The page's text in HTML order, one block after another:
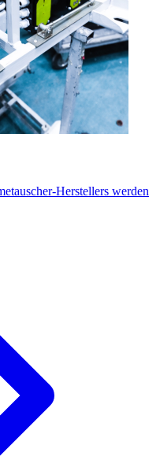
Herstellers werden